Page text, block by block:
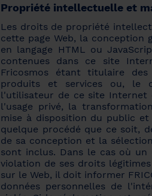
Propriété intellectuelle et
Les droits de propriété
cette page Web, la conception
en langage HTML ou
contenues dans ce site
Fricosmos étant titulaire
produits et services ou, le
l'utilisateur de ce site Internet
l'usage privé, la
mise à disposition du public
quelque procédé que ce soit,
de sa conception et la
sont inclus. Dans le cas où
violation de ses droits
sur le Web, il doit informer
données personnelles de